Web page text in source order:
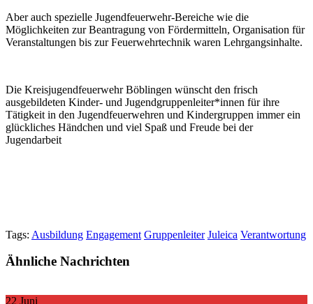
Aber auch spezielle Jugendfeuerwehr-Bereiche wie die
Möglichkeiten zur Beantragung von Fördermitteln, Organisation für
Veranstaltungen bis zur Feuerwehrtechnik waren Lehrgangsinhalte.
Die Kreisjugendfeuerwehr Böblingen wünscht den frisch
ausgebildeten Kinder- und Jugendgruppenleiter*innen für ihre
Tätigkeit in den Jugendfeuerwehren und Kindergruppen immer ein
glückliches Händchen und viel Spaß und Freude bei der
Jugendarbeit
Tags: Ausbildung Engagement Gruppenleiter Juleica Verantwortung
Ähnliche Nachrichten
22 Juni